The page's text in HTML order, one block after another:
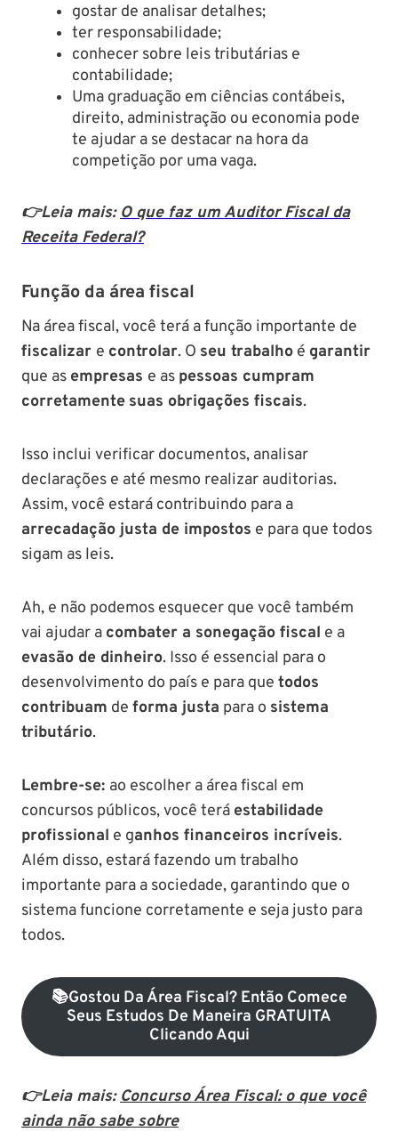
gostar de analisar detalhes;
ter responsabilidade;
conhecer sobre leis tributárias e
contabilidade;
Uma graduação em ciências contábeis,
direito, administração ou economia pode
te ajudar a se destacar na hora da
competição por uma vaga.
👉Leia mais:O que faz um Auditor Fiscal da
Receita Federal?
Função da área fiscal
Na área fiscal, você terá a função importante de
fiscalizar e controlar. O seu trabalho é garantir
que as empresas e as pessoas cumpram
corretamente suas obrigações fiscais.
Isso inclui verificar documentos, analisar
declarações e até mesmo realizar auditorias.
Assim, você estará contribuindo para a
arrecadação justa de impostos e para que todos
sigam as leis.
Ah, e não podemos esquecer que você também
vai ajudar a combater a sonegação fiscal e a
evasão de dinheiro. Isso é essencial para o
desenvolvimento do país e para que todos
contribuam de forma justa para o sistema
tributário.
Lembre-se: ao escolher a área fiscal em
concursos públicos, você terá estabilidade
profissional e ganhos financeiros incríveis.
Além disso, estará fazendo um trabalho
importante para a sociedade, garantindo que o
sistema funcione corretamente e seja justo para
todos.
📚Gostou Da Área Fiscal? Então Comece
Seus Estudos De Maneira GRATUITA
Clicando Aqui
👉Leia mais:Concurso Área Fiscal: o que você
ainda não sabe sobre